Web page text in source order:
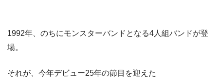
1992年、のちにモンスターバンドとなる4人組バンドが登
場。
それが、今年デビュー25年の節目を迎えた